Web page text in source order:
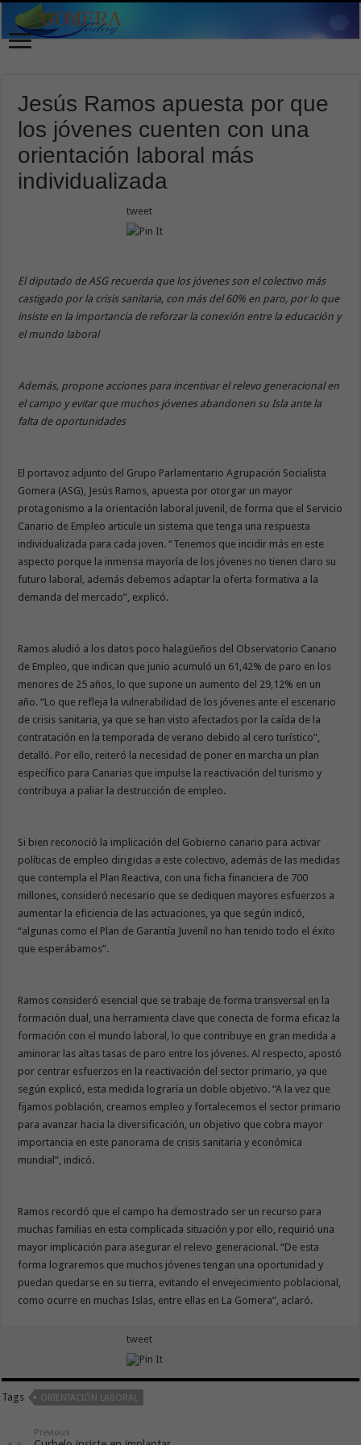
Jesús Ramos apuesta por que
los jóvenes cuenten con una
orientación laboral más
individualizada
tweet
El diputado de ASG recuerda que los jóvenes son el colectivo más
castigado por la crisis sanitaria, con más del 60% en paro, por lo que
insiste en la importancia de reforzar la conexión entre la educación y
el mundo laboral
Además, propone acciones para incentivar el relevo generacional en
el campo y evitar que muchos jóvenes abandonen su Isla ante la
falta de oportunidades
El portavoz adjunto del Grupo Parlamentario Agrupación Socialista
Gomera (ASG), Jesús Ramos, apuesta por otorgar un mayor
protagonismo a la orientación laboral juvenil, de forma que el Servicio
Canario de Empleo articule un sistema que tenga una respuesta
individualizada para cada joven. “Tenemos que incidir más en este
aspecto porque la inmensa mayoría de los jóvenes no tienen claro su
futuro laboral, además debemos adaptar la oferta formativa a la
demanda del mercado”, explicó.
Ramos aludió a los datos poco halagüeños del Observatorio Canario
de Empleo, que indican que junio acumuló un 61,42% de paro en los
menores de 25 años, lo que supone un aumento del 29,12% en un
año. “Lo que refleja la vulnerabilidad de los jóvenes ante el escenario
de crisis sanitaria, ya que se han visto afectados por la caída de la
contratación en la temporada de verano debido al cero turístico”,
detalló. Por ello, reiteró la necesidad de poner en marcha un plan
específico para Canarias que impulse la reactivación del turismo y
contribuya a paliar la destrucción de empleo.
Si bien reconoció la implicación del Gobierno canario para activar
políticas de empleo dirigidas a este colectivo, además de las medidas
que contempla el Plan Reactiva, con una ficha financiera de 700
millones, consideró necesario que se dediquen mayores esfuerzos a
aumentar la eficiencia de las actuaciones, ya que según indicó,
“algunas como el Plan de Garantía Juvenil no han tenido todo el éxito
que esperábamos”.
Ramos consideró esencial que se trabaje de forma transversal en la
formación dual, una herramienta clave que conecta de forma eficaz la
formación con el mundo laboral, lo que contribuye en gran medida a
aminorar las altas tasas de paro entre los jóvenes. Al respecto, apostó
por centrar esfuerzos en la reactivación del sector primario, ya que
según explicó, esta medida lograría un doble objetivo. “A la vez que
fijamos población, creamos empleo y fortalecemos el sector primario
para avanzar hacia la diversificación, un objetivo que cobra mayor
importancia en este panorama de crisis sanitaria y económica
mundial”, indicó.
Ramos recordó que el campo ha demostrado ser un recurso para
muchas familias en esta complicada situación y por ello, requirió una
mayor implicación para asegurar el relevo generacional. “De esta
forma lograremos que muchos jóvenes tengan una oportunidad y
puedan quedarse en su tierra, evitando el envejecimiento poblacional,
como ocurre en muchas Islas, entre ellas en La Gomera”, aclaró.
tweet
Tags ORIENTACIÓN LABORAL
Previous